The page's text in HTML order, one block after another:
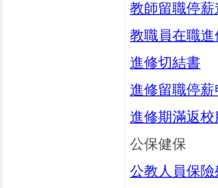
教師留職停
教職員在職
進修切結書
進修留職停
進修期滿返
公保健保
公教人員保